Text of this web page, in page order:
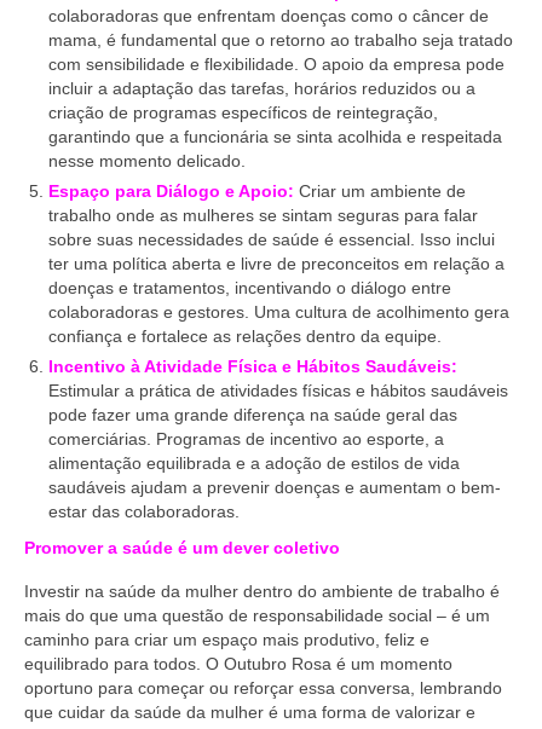
colaboradoras que enfrentam doenças como o câncer de
mama, é fundamental que o retorno ao trabalho seja tratado
com sensibilidade e flexibilidade. O apoio da empresa pode
incluir a adaptação das tarefas, horários reduzidos ou a
criação de programas específicos de reintegração,
garantindo que a funcionária se sinta acolhida e respeitada
nesse momento delicado.
Espaço para Diálogo e Apoio: Criar um ambiente de
trabalho onde as mulheres se sintam seguras para falar
sobre suas necessidades de saúde é essencial. Isso inclui
ter uma política aberta e livre de preconceitos em relação a
doenças e tratamentos, incentivando o diálogo entre
colaboradoras e gestores. Uma cultura de acolhimento gera
confiança e fortalece as relações dentro da equipe.
Incentivo à Atividade Física e Hábitos Saudáveis:
Estimular a prática de atividades físicas e hábitos saudáveis
pode fazer uma grande diferença na saúde geral das
comerciárias. Programas de incentivo ao esporte, a
alimentação equilibrada e a adoção de estilos de vida
saudáveis ajudam a prevenir doenças e aumentam o bem-
estar das colaboradoras.
Promover a saúde é um dever coletivo
Investir na saúde da mulher dentro do ambiente de trabalho é
mais do que uma questão de responsabilidade social – é um
caminho para criar um espaço mais produtivo, feliz e
equilibrado para todos. O Outubro Rosa é um momento
oportuno para começar ou reforçar essa conversa, lembrando
que cuidar da saúde da mulher é uma forma de valorizar e